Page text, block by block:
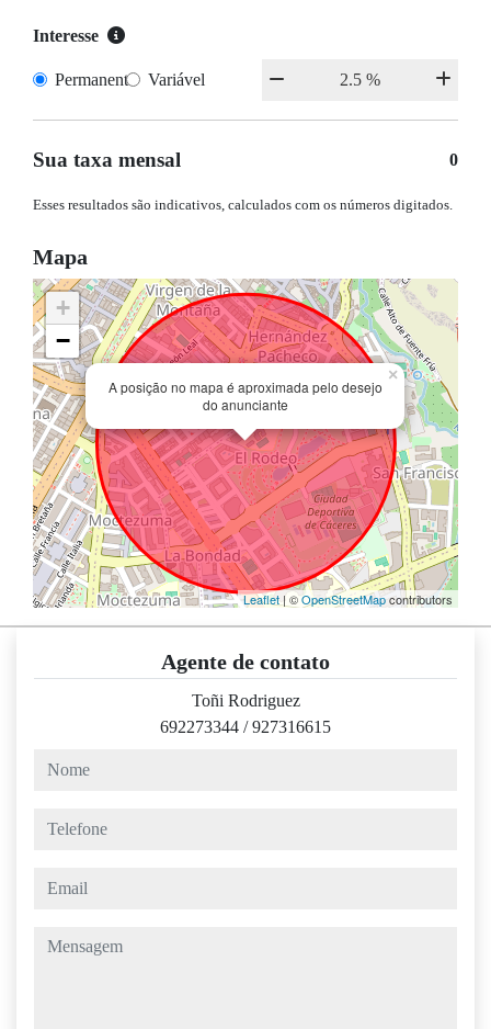
Interesse
Permanente Variável
Sua taxa mensal 0
Esses resultados são indicativos, calculados com os números digitados.
Mapa
A posição no mapa é aproximada pelo desejo
do anunciante
×
+
−
Leaflet | ©OpenStreetMapcontributors
Agente de contato
Toñi Rodriguez
692273344 /927316615
nome
telefone
email
mensagem